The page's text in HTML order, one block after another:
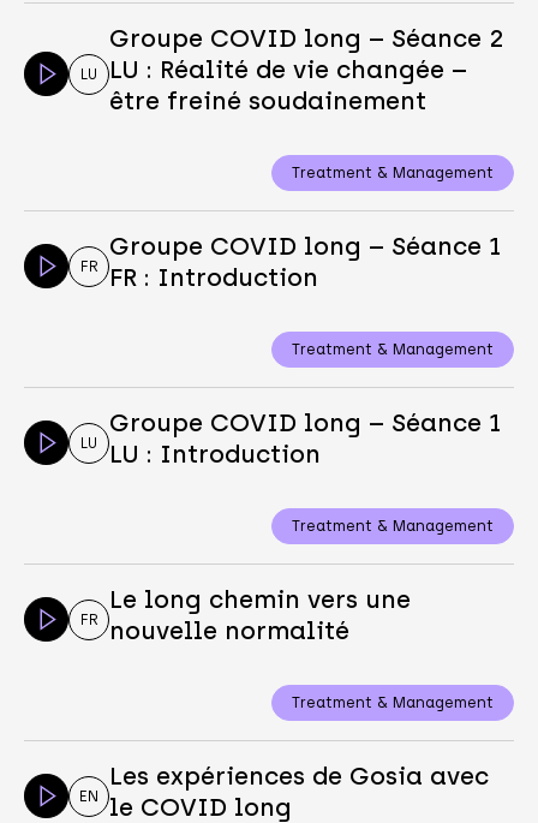
LU
Groupe COVID long – Séance 2
LU : Réalité de vie changée –
être freiné soudainement
Treatment & Management
FR
Groupe COVID long – Séance 1
FR : Introduction
Treatment & Management
LU
Groupe COVID long – Séance 1
LU : Introduction
Treatment & Management
FR
Le long chemin vers une
nouvelle normalité
Treatment & Management
EN
Les expériences de Gosia avec
le COVID long